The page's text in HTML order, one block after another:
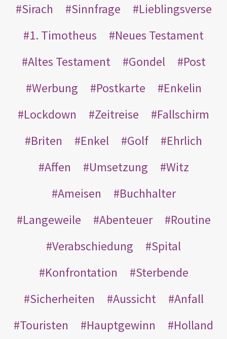
Sirach
Sinnfrage
Lieblingsverse
1. Timotheus
Neues Testament
Altes Testament
Gondel
Post
Werbung
Postkarte
Enkelin
Lockdown
Zeitreise
Fallschirm
Briten
Enkel Golf
Ehrlich
Affen
Umsetzung
Witz
Ameisen
Buchhalter
Langeweile
Abenteuer
Routine
Verabschiedung
Spital
Konfrontation
Sterbende
Sicherheiten
Aussicht
Anfall
Touristen
Hauptgewinn Holland